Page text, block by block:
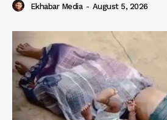
Ekhabar Media - August 5, 2026